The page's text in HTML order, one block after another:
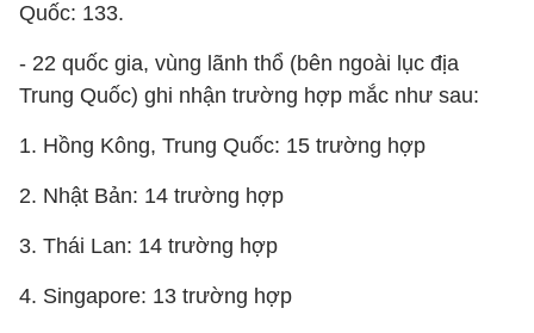
Quốc: 133.
- 22 quốc gia, vùng lãnh thổ (bên ngoài lục địa
Trung Quốc) ghi nhận trường hợp mắc như sau:
1. Hồng Kông, Trung Quốc: 15 trường hợp
2. Nhật Bản: 14 trường hợp
3. Thái Lan: 14 trường hợp
4. Singapore: 13 trường hợp